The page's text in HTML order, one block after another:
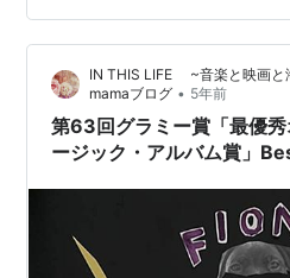
ープル。…
IN THIS LIFE ~音楽と映画と
mamaブログ • 5年前
第63回グラミー賞「最優
ージック・アルバム賞」